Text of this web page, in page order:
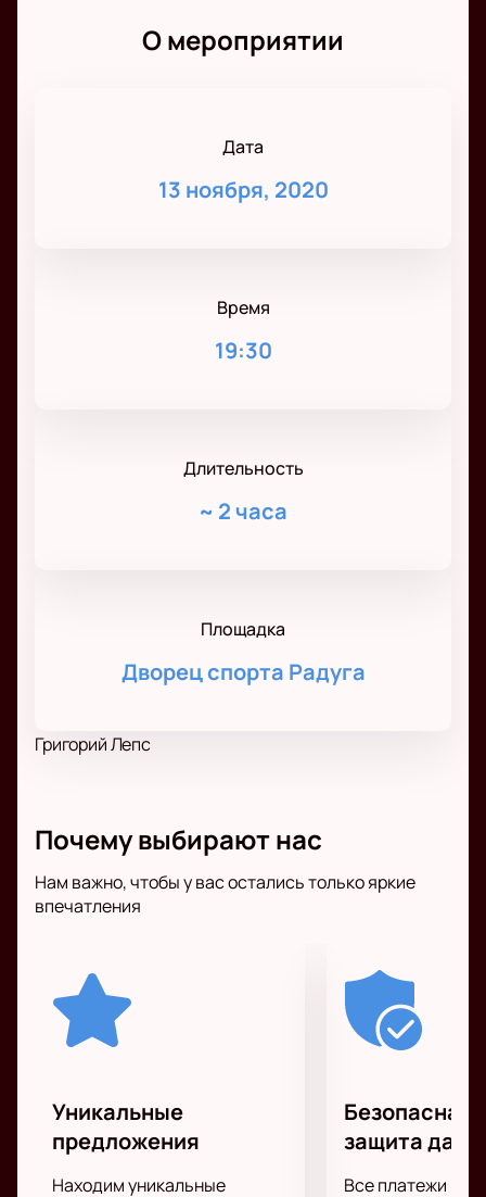
О мероприятии
Дата
13 ноября, 2020
Время
19:30
Длительность
~ 2 часа
Площадка
Дворец спорта Радуга
Григорий Лепс
Почему выбирают нас
Нам важно, чтобы у вас остались только яркие
впечатления
Уникальные
предложения
Находим уникальные
Безопасная
защита
Все платежи